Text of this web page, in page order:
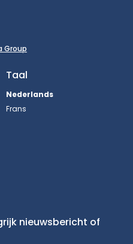
Group
Taal
Nederlands
Frans
nieuwsbericht of